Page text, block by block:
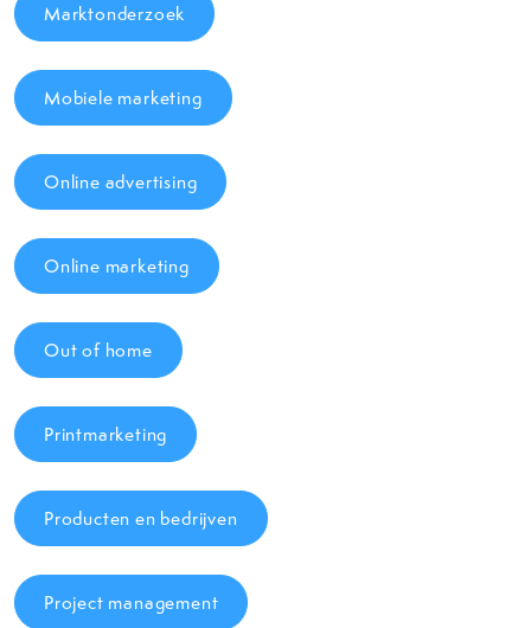
Marktonderzoek
Mobiele marketing
Online advertising
Online marketing
Out of home
Printmarketing
Producten en bedrijven
Project management